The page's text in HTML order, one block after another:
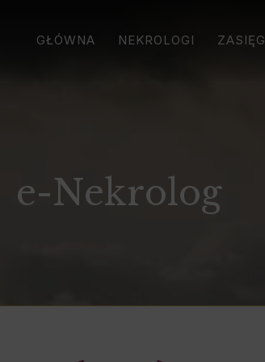
GŁÓWNA NEKROLOGI ZASIĘG
e-Nekrolog